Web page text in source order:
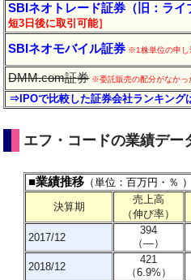
SBIネオトレード証券（旧：ライ
短3日後に取引可能］
SBIネオモバイル証券 ※1株単位の申し
DMM.com証券※委託販売の配分がなかっ
⇒IPOで比較した証券会社ランキング
エフ・コードの業績デー
■業績推移 （単位：百万円・％ ）
決算期
売上高
（伸び率）
2017/12
394
（―）
2018/12
421
（6.9%）